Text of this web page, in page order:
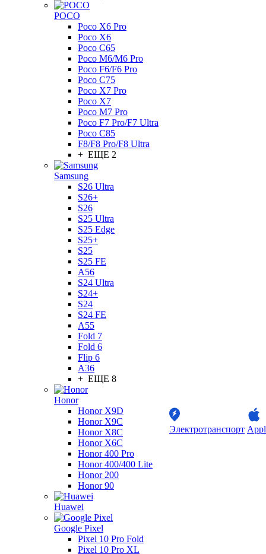
POCO
Poco X6 Pro
Poco X6
Poco C65
Poco M6/M6 Pro
Poco F6/F6 Pro
Poco C75
Poco X7 Pro
Poco X7
Poco M7 Pro
Poco F7 Pro/F7 Ultra
Poco C85
F8/F8 Pro/F8 Ultra
+ ЕЩЕ 2
Samsung
S26 Ultra
S26+
S26
S25 Ultra
S25 Edge
S25+
S25
S25 FE
A56
S24 Ultra
S24+
S24
S24 FE
A55
Fold 7
Fold 6
Flip 6
A36
+ ЕЩЕ 8
Honor
Honor X9D
Honor X9C
Honor X8C
Honor X6C
Honor 400 Pro
Honor 400/400 Lite
Honor 200
Honor 90
Huawei
Google Pixel
Pixel 10 Pro Fold
Pixel 10 Pro XL
Электротранспорт